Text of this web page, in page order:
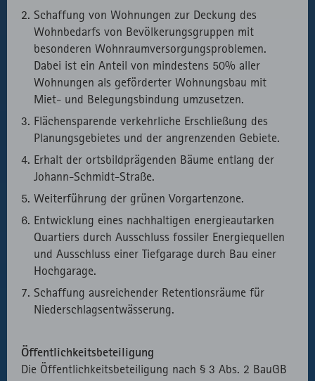
Schaffung von Wohnungen zur Deckung des
Wohnbedarfs von Bevölkerungsgruppen mit
besonderen Wohnraumversorgungsproblemen.
Dabei ist ein Anteil von mindestens 50% aller
Wohnungen als geförderter Wohnungsbau mit
Miet- und Belegungsbindung umzusetzen.
Flächensparende verkehrliche Erschließung des
Planungsgebietes und der angrenzenden Gebiete.
Erhalt der ortsbildprägenden Bäume entlang der
Johann-Schmidt-Straße.
Weiterführung der grünen Vorgartenzone.
Entwicklung eines nachhaltigen energieautarken
Quartiers durch Ausschluss fossiler Energiequellen
und Ausschluss einer Tiefgarage durch Bau einer
Hochgarage.
Schaffung ausreichender Retentionsräume für
Niederschlagsentwässerung.
Öffentlichkeitsbeteiligung
Die Öffentlichkeitsbeteiligung nach § 3 Abs. 2 BauGB